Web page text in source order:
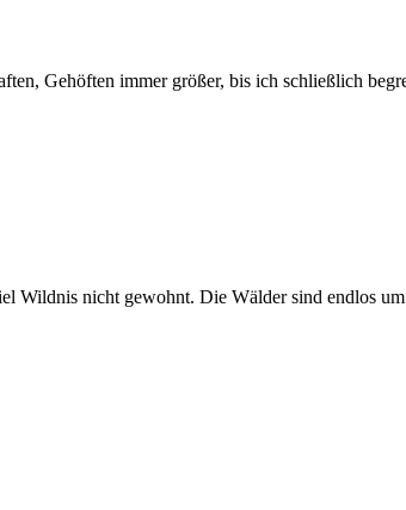
Gehöften immer größer, bis ich schließlich
Wildnis nicht gewohnt. Die Wälder sind endlos